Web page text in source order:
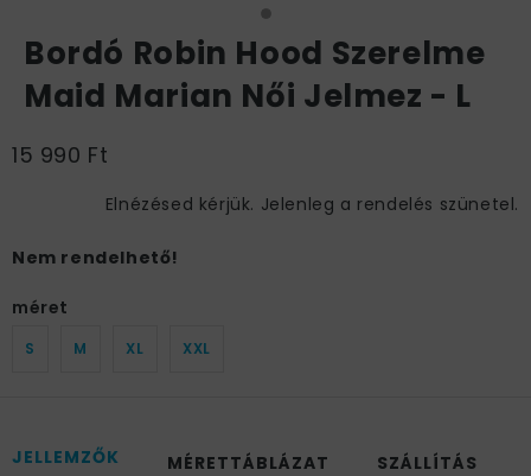
Bordó Robin Hood Szerelme
Maid Marian Női Jelmez - L
15 990 Ft
Elnézésed kérjük. Jelenleg a rendelés szünetel.
Nem rendelhető!
méret
S M XL XXL
JELLEMZŐK MÉRETTÁBLÁZAT SZÁLLÍTÁS